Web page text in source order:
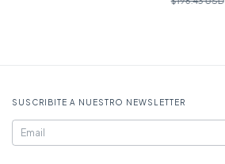
SUSCRIBITE A NUESTRO NEWSLETTER